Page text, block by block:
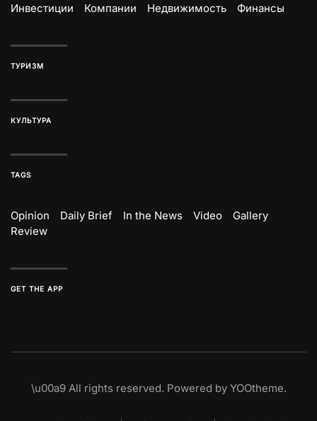
Инвестиции Компании Недвижимость Финансы
ТУРИЗМ
КУЛЬТУРА
TAGS
Opinion Daily Brief In the News Video
Gallery
Review
GET THE APP
\u00a9 All rights reserved. Powered by YOOtheme.